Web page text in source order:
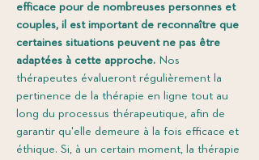
efficace pour de nombreuses personnes et
couples, il est important de reconnaître que
certaines situations peuvent ne pas être
adaptées à cette approche. Nos
thérapeutes évalueront régulièrement la
pertinence de la thérapie en ligne tout au
long du processus thérapeutique, afin de
garantir qu'elle demeure à la fois efficace et
éthique. Si, à un certain moment, la thérapie